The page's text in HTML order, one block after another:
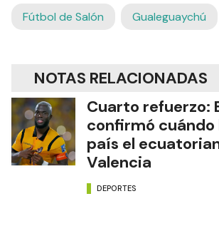
Fútbol de Salón Gualeguaychú
NOTAS RELACIONADAS
Cuarto refuerzo:
confirmó cuándo
país el
Valencia
DEPORTES